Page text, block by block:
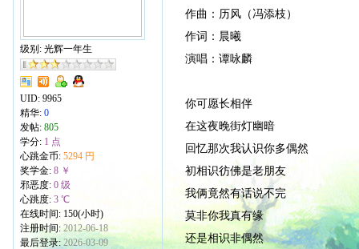
级别: 光辉一年生
UID: 9965
精华: 0
发帖: 805
学分: 1 点
心跳金币: 5294 円
奖学金: 8 ￥
邪恶度: 0 级
心跳度: 3 ℃
在线时间: 150(小时)
注册时间:2012-06-18
最后登录: 2026-03-09
作曲：历风（冯添枝）
作词：晨曦
演唱：谭咏麟
你可愿长相伴
在这夜晚街灯幽暗
回忆那次我认识你多偶然
初相识彷佛是老朋友
我俩竟然有话说不完
莫非你我真有缘
还是相识非偶然